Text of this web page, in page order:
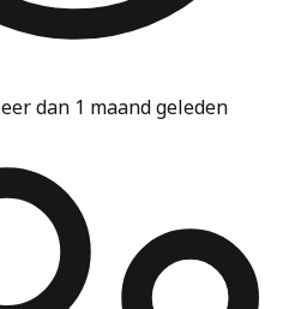
dan 1 maand geleden